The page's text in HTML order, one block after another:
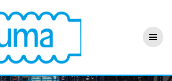
Inhalt
springen